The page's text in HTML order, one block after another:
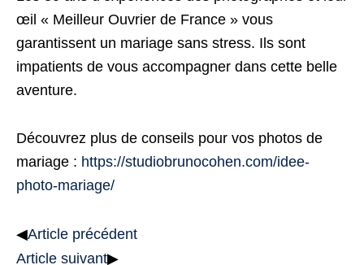
œil « Meilleur Ouvrier de France » vous
garantissent un mariage sans stress. Ils sont
impatients de vous accompagner dans cette belle
aventure.
Découvrez plus de conseils pour vos photos de
mariage : https://studiobrunocohen.com/idee-
photo-mariage/
◀Article précédent
Article suivant▶